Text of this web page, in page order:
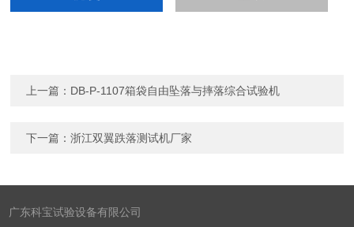
上一篇： DB-P-1107箱袋自由坠落与摔落综合试验机
下一篇：浙江双翼跌落测试机厂家
广东科宝试验设备有限公司